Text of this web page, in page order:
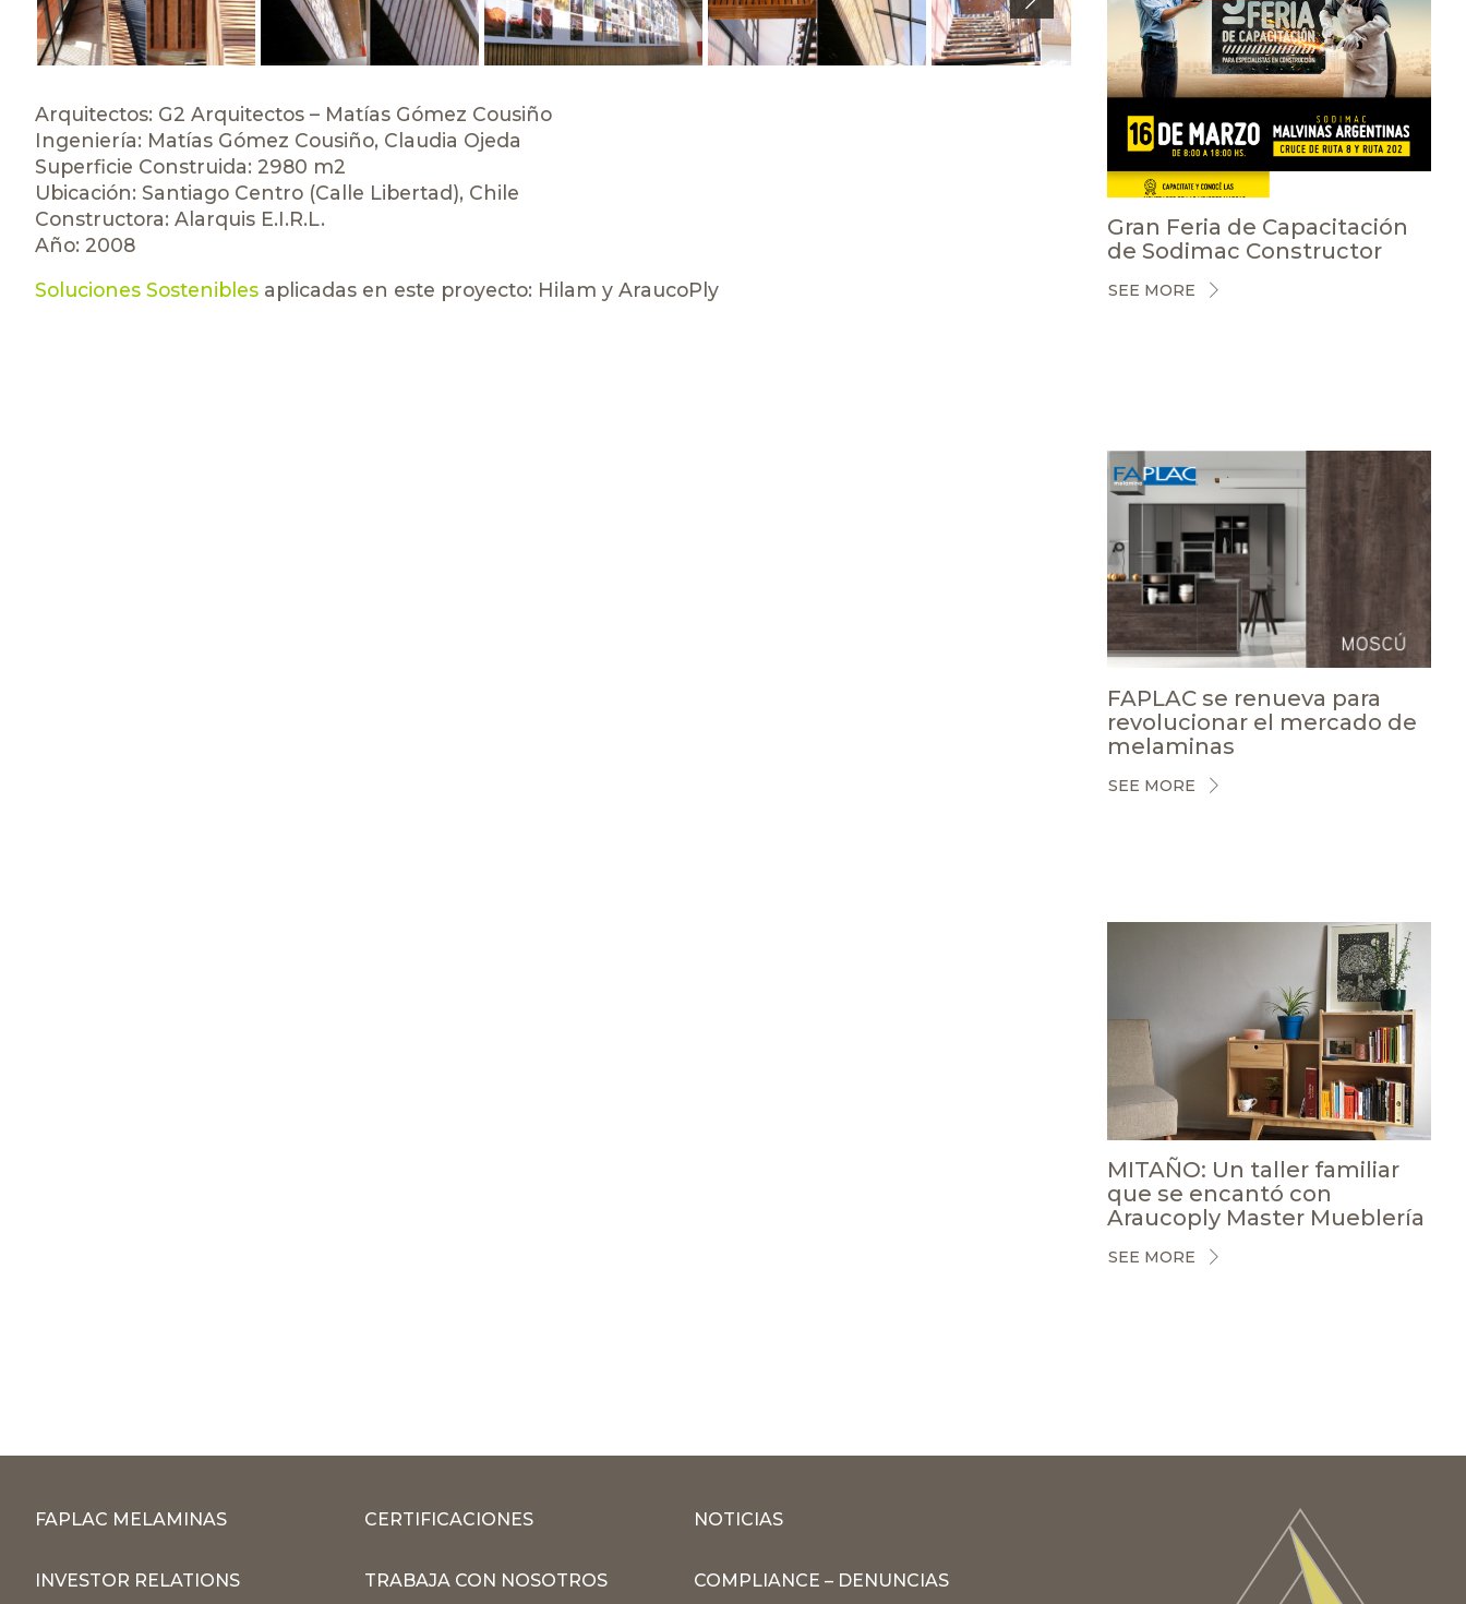
Next
Arquitectos: G2 Arquitectos – Matías Gómez Cousiño
Ingeniería: Matías Gómez Cousiño, Claudia Ojeda
Superficie Construida: 2980 m2
Ubicación: Santiago Centro (Calle Libertad), Chile
Constructora: Alarquis E.I.R.L.
Año: 2008
Soluciones Sostenibles aplicadas en este proyecto: Hilam y AraucoPly
Gran Feria de Capacitación
de Sodimac Constructor
SEE MORE
FAPLAC se renueva para
revolucionar el mercado de
melaminas
SEE MORE
MITAÑO: Un taller familiar
que se encantó con
Araucoply Master Mueblería
SEE MORE
FAPLAC MELAMINAS CERTIFICACIONES NOTICIAS
INVESTOR RELATIONS TRABAJA CON NOSOTROS COMPLIANCE – DENUNCIAS